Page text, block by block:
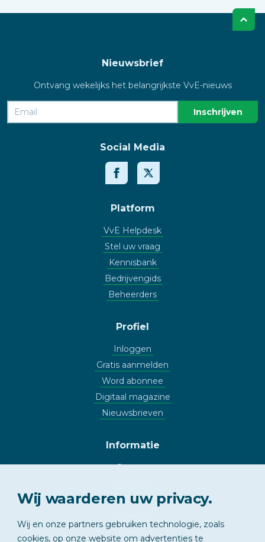
Nieuwsbrief
Ontvang wekelijks het belangrijkste VvE-nieuws
Social Media
Platform
VvE Helpdesk
Stel uw vraag
Kennisbank
Bedrijvengids
Beheerders
Profiel
Inloggen
Gratis aanmelden
Word abonnee
Digitaal magazine
Nieuwsbrieven
Informatie
Contact
Copyright
Wij waarderen uw privacy.
Wij en onze partners gebruiken technologie, zoals
cookies, op onze website om advertenties te